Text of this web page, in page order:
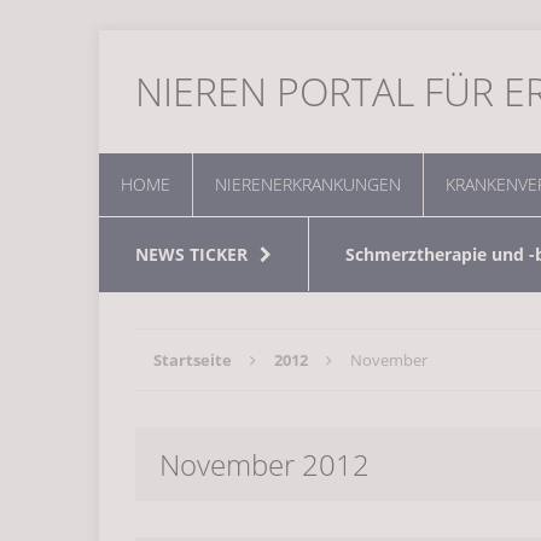
NIEREN PORTAL FÜR
HOME NIERENERKRANKUNGEN
NEWS TICKER Schmerztherapie und
Wein ist gesund – es
Startseite 2012 November
November 2012